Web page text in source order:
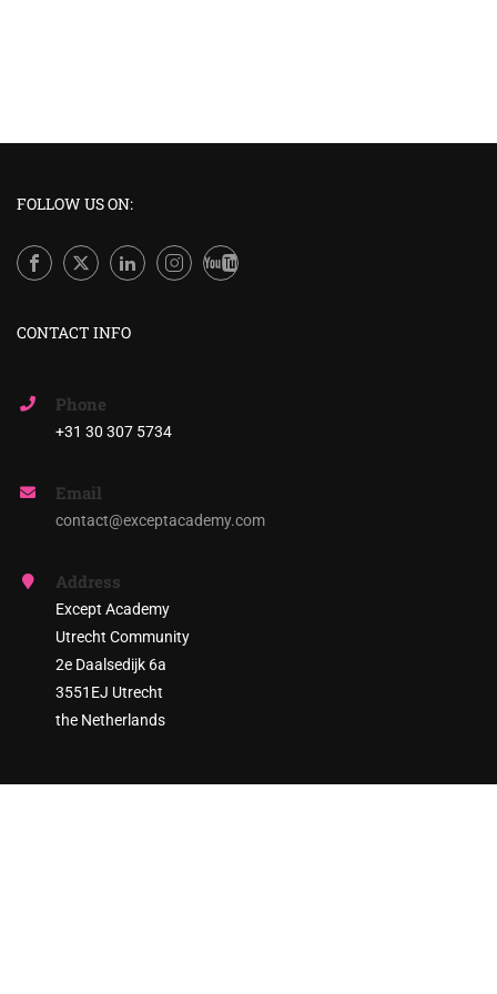
FOLLOW US ON:
CONTACT INFO
Phone
+31 30 307 5734
Email
contact@exceptacademy.com
Address
Except Academy
Utrecht Community
2e Daalsedijk 6a
3551EJ Utrecht
the Netherlands